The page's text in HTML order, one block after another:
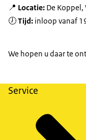
📍 Locatie: De
🕖Tijd: inloop vanaf
We hopen u daar te
Service